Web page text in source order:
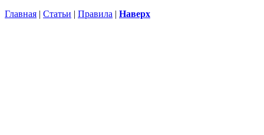
Главная | Статьи | Правила | Наверх